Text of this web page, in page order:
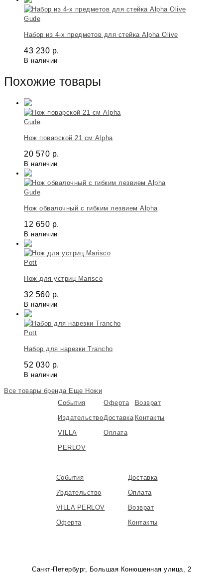
Gude
Набор из 4-х предметов для стейка Alpha Оlive
43 230 р.
В наличии
Похожие товары
Gude
Нож поварской 21 см Alpha
20 570 р.
В наличии
Gude
Нож обвалочный с гибким лезвием Alpha
12 650 р.
В наличии
Pott
Нож для устриц Marisco
32 560 р.
В наличии
Pott
Набор для нарезки Trancho
52 030 р.
В наличии
Все товары бренда Еще Ножи
События
Издательство
VILLA
PERLOV
Оферта
Доставка
Оплата
Возврат
Контакты
События
Издательство
VILLA PERLOV
Оферта
Доставка
Оплата
Возврат
Контакты
Санкт-Петербург, Большая Конюшенная улица, 2